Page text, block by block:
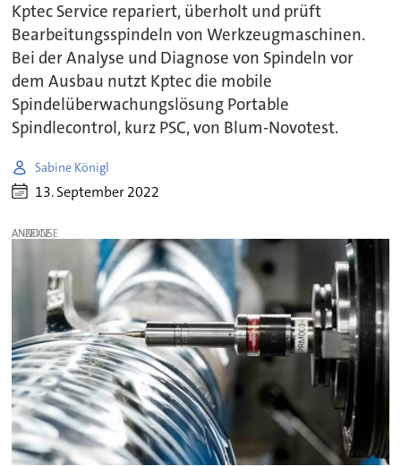
Kptec Service repariert, überholt und prüft
Bearbeitungsspindeln von Werkzeugmaschinen.
Bei der Analyse und Diagnose von Spindeln vor
dem Ausbau nutzt Kptec die mobile
Spindelüberwachungslösung Portable
Spindlecontrol, kurz PSC, von Blum-Novotest.
Sabine Königl
13. September 2022
ANZEIGE